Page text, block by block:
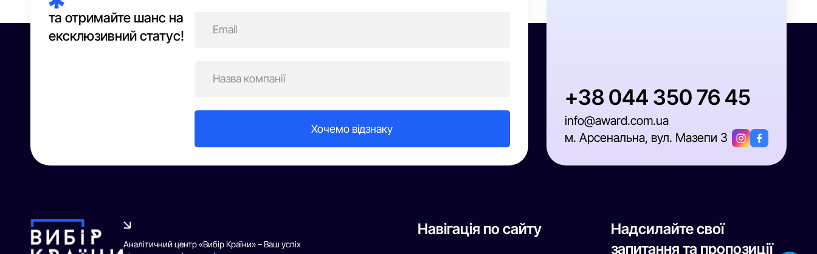
та отримайте шанс на
ексклюзивний статус!
+38 044 350 76 45
info@award.com.ua
м. Арсенальна, вул. Мазепи 3
Аналітичний центр «Вибір Країни» – Ваш успіх
Навігація по сайту
Надсилайте свої
запитання та пропозиції